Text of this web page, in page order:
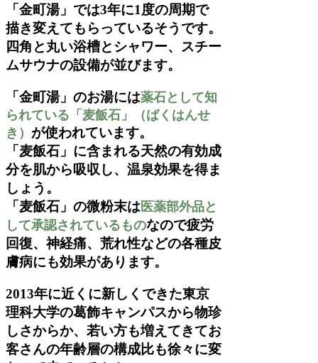
「金町湯」では3年に1度の周期で
描き変えてもらっているそうです。
四角と丸い浴槽とシャワー、スチー
ムサウナの設備が並びます。
「金町湯」のお湯には薬石として知
られている「麦飯石」（ばくはんせ
き） が使われています。
「麦飯石」に含まれる天然の有効成
分を肌から吸収し、温泉効果を得ま
しょう。
「麦飯石」の微粉末は 医薬部外品と
して承認されているものなので疲労
回復、神経痛、荒れ性などの各種皮
膚病にも効果があります。
2013年に近くに新しくできた東京
理科大学の葛飾キャンパスから物珍
しさからか、若い方も増えてきてお
客さんの年齢層の構成比も徐々に変